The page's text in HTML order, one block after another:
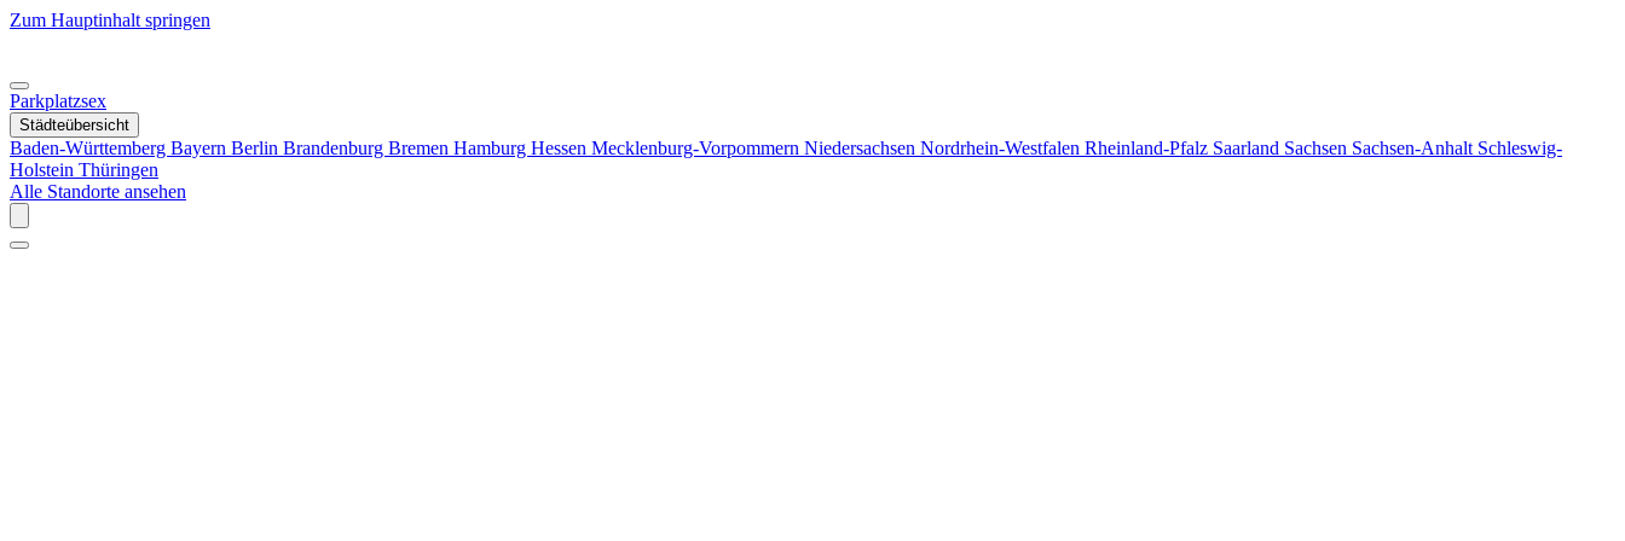
Zum Hauptinhalt springen
Parkplatzsex
Städteübersicht
Baden-Württemberg Bayern Berlin Brandenburg Bremen Hamburg Hessen Mecklenburg-Vorpommern Niedersachsen Nordrhein-Westfalen Rheinland-Pfalz Saarland Sachsen Sachsen-Anhalt Schleswig-
Holstein Thüringen
Alle Standorte ansehen